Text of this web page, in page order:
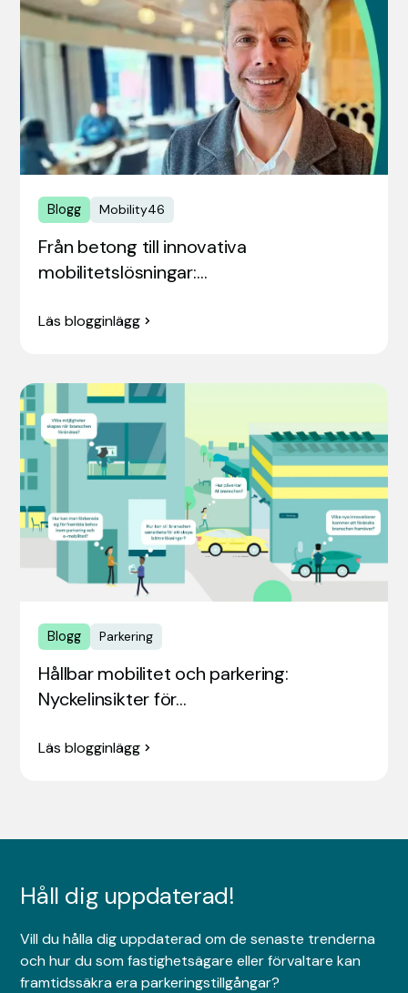
Blogg Mobility46
Från betong till innovativa
mobilitetslösningar:…
Läs blogginlägg
Blogg Parkering
Hållbar mobilitet och parkering:
Nyckelinsikter för…
Läs blogginlägg
Håll dig uppdaterad!
Vill du hålla dig uppdaterad om de senaste trenderna
och hur du som fastighetsägare eller förvaltare kan
framtidssäkra era parkeringstillgångar?